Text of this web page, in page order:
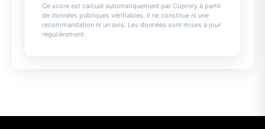
Ce score est calculé automatiquement par Coproly à partir
de données publiques vérifiables. Il ne constitue ni une
recommandation ni un avis. Les données sont mises à jour
régulièrement.